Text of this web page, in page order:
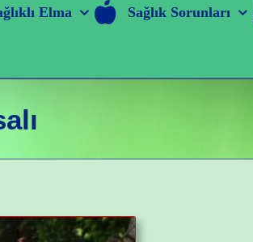
Elma Sağlık Sorunları